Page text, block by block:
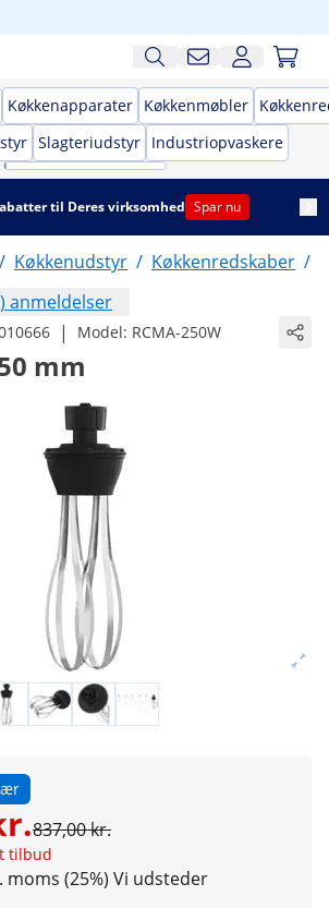
Køkkenapparater Køkkenmøbler
Slagteriudstyr Industriopvaskere
til Deres virksomhed Spar nu
/ Køkkenudstyr / Køkkenredskaber /
anmeldelser
| Model: RCMA-250W
mm
837,00 kr.
tilbud
moms (25%) Vi udsteder